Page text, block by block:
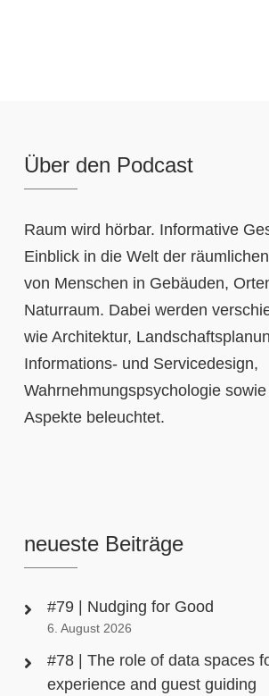
Über den Podcast
Raum wird hörbar. Informative
Einblick in die Welt der
von Menschen in Gebäuden,
Naturraum. Dabei werden
wie Architektur,
Informations- und Servicedesign,
Wahrnehmungspsychologie
Aspekte beleuchtet.
neueste Beiträge
#79 | Nudging for Good
6. August 2026
#78 | The role of data spaces
experience and guest guiding